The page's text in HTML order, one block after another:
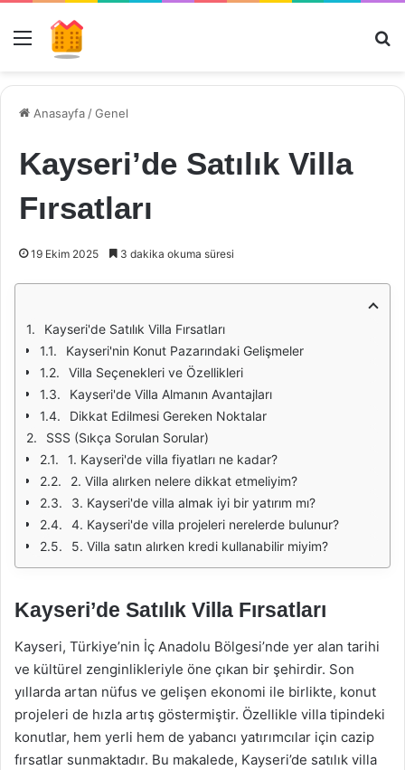
Menü
Anasayfa /Genel
Kayseri’de Satılık Villa
Fırsatları
19 Ekim 2025 3 dakika okuma süresi
Kayseri'de Satılık Villa Fırsatları
Kayseri'nin Konut Pazarındaki Gelişmeler
Villa Seçenekleri ve Özellikleri
Kayseri'de Villa Almanın Avantajları
Dikkat Edilmesi Gereken Noktalar
SSS (Sıkça Sorulan Sorular)
1. Kayseri'de villa fiyatları ne kadar?
2. Villa alırken nelere dikkat etmeliyim?
3. Kayseri'de villa almak iyi bir yatırım mı?
4. Kayseri'de villa projeleri nerelerde bulunur?
5. Villa satın alırken kredi kullanabilir miyim?
Kayseri’de Satılık Villa Fırsatları
Kayseri, Türkiye’nin İç Anadolu Bölgesi’nde yer alan tarihi
ve kültürel zenginlikleriyle öne çıkan bir şehirdir. Son
yıllarda artan nüfus ve gelişen ekonomi ile birlikte, konut
projeleri de hızla artış göstermiştir. Özellikle villa tipindeki
konutlar, hem yerli hem de yabancı yatırımcılar için cazip
fırsatlar sunmaktadır. Bu makalede, Kayseri’de satılık villa